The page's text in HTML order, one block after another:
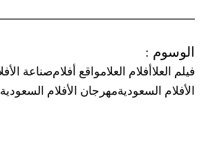
الوسوم :
فيلم العلا أفلام العلامواقع أفلامصناعة
الأفلام السعوديةمهرجان الأفلام السعودية